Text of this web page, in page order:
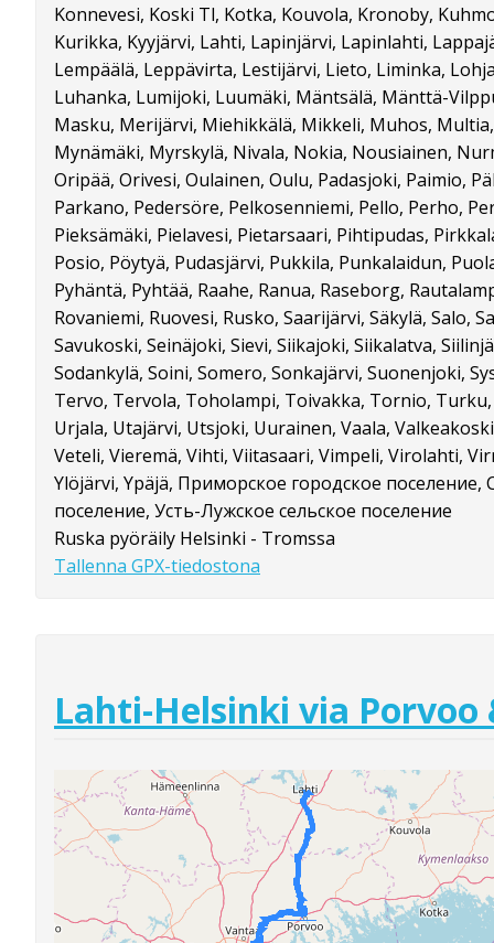
Konnevesi, Koski Tl, Kotka, Kouvola, Kronoby,
Kurikka, Kyyjärvi, Lahti, Lapinjärvi, Lapinlahti,
Lempäälä, Leppävirta, Lestijärvi, Lieto, Liminka,
Luhanka, Lumijoki, Luumäki, Mäntsälä, Mänttä-
Masku, Merijärvi, Miehikkälä, Mikkeli, Muhos,
Mynämäki, Myrskylä, Nivala, Nokia, Nousiainen,
Oripää, Orivesi, Oulainen, Oulu, Padasjoki, Paimio,
Parkano, Pedersöre, Pelkosenniemi, Pello, Perho,
Pieksämäki, Pielavesi, Pietarsaari, Pihtipudas,
Posio, Pöytyä, Pudasjärvi, Pukkila, Punkalaidun,
Pyhäntä, Pyhtää, Raahe, Ranua, Raseborg,
Rovaniemi, Ruovesi, Rusko, Saarijärvi, Säkylä, Salo,
Savukoski, Seinäjoki, Sievi, Siikajoki, Siikalatva,
Sodankylä, Soini, Somero, Sonkajärvi, Suonenjoki,
Tervo, Tervola, Toholampi, Toivakka, Tornio,
Urjala, Utajärvi, Utsjoki, Uurainen, Vaala,
Veteli, Vieremä, Vihti, Viitasaari, Vimpeli, Virolahti,
Ylöjärvi, Ypäjä, Приморское городское поселение,
поселение, Усть-Лужское сельское поселение
Ruska pyöräily Helsinki - Tromssa
Tallenna GPX-tiedostona
Lahti-Helsinki via Porvoo